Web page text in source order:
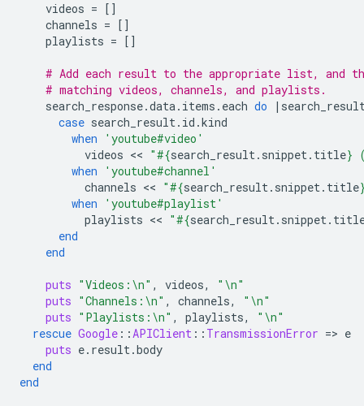
videos = []
channels = []
playlists = []
# Add each result to the appropriate list, and
# matching videos, channels, and playlists.
search_response.data. items . each do |
case search_result. id .kind
when
'youtube#video'
videos << "#{search_result. snippet. title}
when
'youtube#channel'
channels << "#{search_result. snippet. title
when
'youtube#playlist'
playlists << "#{search_result. snippet.
end
end
puts "Videos: \n" , videos, " \n"
puts "Channels: \n" , channels, " \n"
puts "Playlists: \n" , playlists, " \n"
rescue Google ::APIClient :: TransmissionError => e
puts e. result.body
end
end